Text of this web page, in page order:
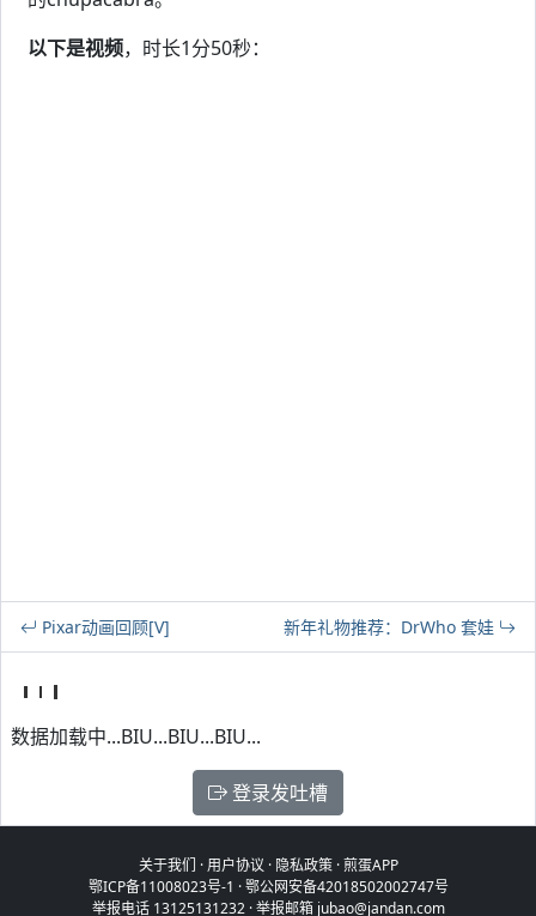
以下是视频，时长1分50秒：
Pixar动画回顾[V] 新年礼物推荐：DrWho 套娃
数据加载中...BIU...BIU...BIU...
登录发吐槽
关于我们 ·用户协议 · 隐私政策·煎蛋APP
鄂ICP备11008023号-1 ·鄂公网安备42018502002747号
举报电话 13125131232 · 举报邮箱 jubao@jandan.com